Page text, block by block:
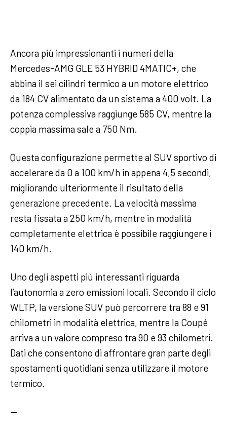
Ancora più impressionanti i numeri della
Mercedes-AMG GLE 53 HYBRID 4MATIC+, che
abbina il sei cilindri termico a un motore elettrico
da 184 CV alimentato da un sistema a 400 volt. La
potenza complessiva raggiunge 585 CV, mentre la
coppia massima sale a 750 Nm.
Questa configurazione permette al SUV sportivo di
accelerare da 0 a 100 km/h in appena 4,5 secondi,
migliorando ulteriormente il risultato della
generazione precedente. La velocità massima
resta fissata a 250 km/h, mentre in modalità
completamente elettrica è possibile raggiungere i
140 km/h.
Uno degli aspetti più interessanti riguarda
l’autonomia a zero emissioni locali. Secondo il ciclo
WLTP, la versione SUV può percorrere tra 88 e 91
chilometri in modalità elettrica, mentre la Coupé
arriva a un valore compreso tra 90 e 93 chilometri.
Dati che consentono di affrontare gran parte degli
spostamenti quotidiani senza utilizzare il motore
termico.
—